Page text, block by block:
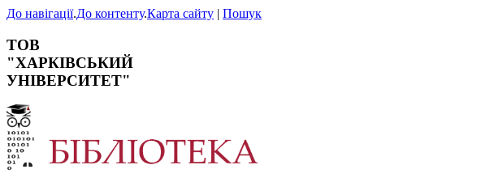
До навігації.До контенту.Карта сайту | Пошук
ТОВ
"ХАРКІВСЬКИЙ
УНІВЕРСИТЕТ"